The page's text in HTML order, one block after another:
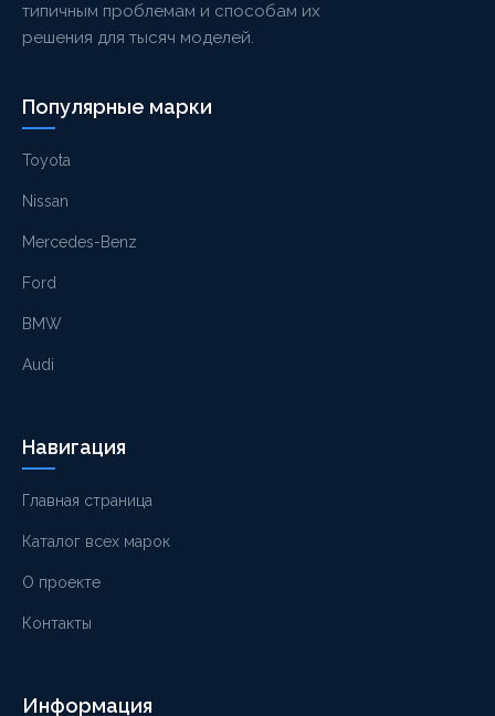
типичным проблемам и способам их
решения для тысяч моделей.
Популярные марки
Toyota
Nissan
Mercedes-Benz
Ford
BMW
Audi
Навигация
Главная страница
Каталог всех марок
О проекте
Контакты
Информация